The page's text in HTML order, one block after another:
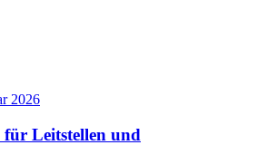
2026
Leitstellen und